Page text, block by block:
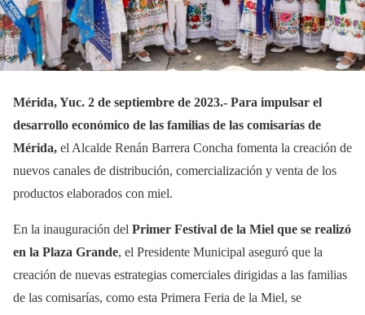
Mérida, Yuc. 2 de septiembre de 2023.- Para impulsar el
desarrollo económico de las familias de las comisarías de
Mérida, el Alcalde Renán Barrera Concha fomenta la creación de
nuevos canales de distribución, comercialización y venta de los
productos elaborados con miel.
En la inauguración del Primer Festival de la Miel que se realizó
en la Plaza Grande, el Presidente Municipal aseguró que la
creación de nuevas estrategias comerciales dirigidas a las familias
de las comisarías, como esta Primera Feria de la Miel, se